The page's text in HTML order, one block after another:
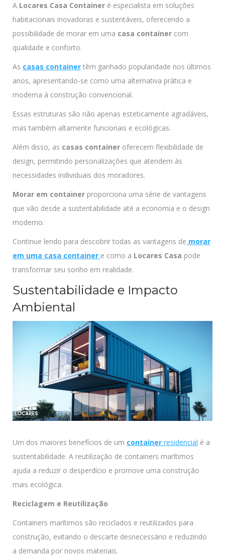
A Locares Casa Container é especialista em soluções
habitacionais inovadoras e sustentáveis, oferecendo a
possibilidade de morar em uma casa container com
qualidade e conforto.
As casas container têm ganhado popularidade nos últimos
anos, apresentando-se como uma alternativa prática e
moderna à construção convencional.
Essas estruturas são não apenas esteticamente agradáveis,
mas também altamente funcionais e ecológicas.
Além disso, as casas container oferecem flexibilidade de
design, permitindo personalizações que atendem às
necessidades individuais dos moradores.
Morar em container proporciona uma série de vantagens
que vão desde a sustentabilidade até a economia e o design
moderno.
Continue lendo para descobrir todas as vantagens de morar
em uma casa container e como a Locares Casa pode
transformar seu sonho em realidade.
Sustentabilidade e Impacto
Ambiental
Um dos maiores benefícios de um container residencial é a
sustentabilidade. A reutilização de containers marítimos
ajuda a reduzir o desperdício e promove uma construção
mais ecológica.
Reciclagem e Reutilização
Containers marítimos são reciclados e reutilizados para
construção, evitando o descarte desnecessário e reduzindo
a demanda por novos materiais.